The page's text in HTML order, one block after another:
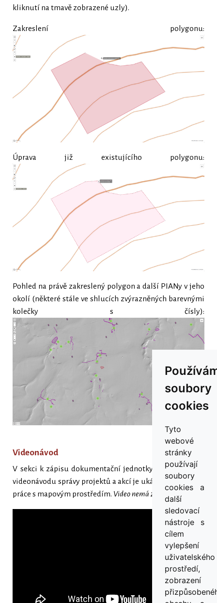
soubory
cookies
Tyto
webové
stránky
používají
soubory
cookies a
další
sledovací
nástroje s
cílem
vylepšení
uživatelského
prostředí,
zobrazení
kliknutí na tmavě zobrazené uzly).
Zakreslení polygonu:
Úprava již existujícího polygonu:
Pohled na právě zakreslený polygon a další PIANy v jeho
okolí (některé stále ve shlucích zvýrazněných barevnými
kolečky s čísly):
Videonávod
V sekci k zápisu dokumentační jednotky a tvorby PIAN
videonávodu správy projektů a akcí je ukázána i základní
práce s mapovým prostředím. Video nemá zvuk.